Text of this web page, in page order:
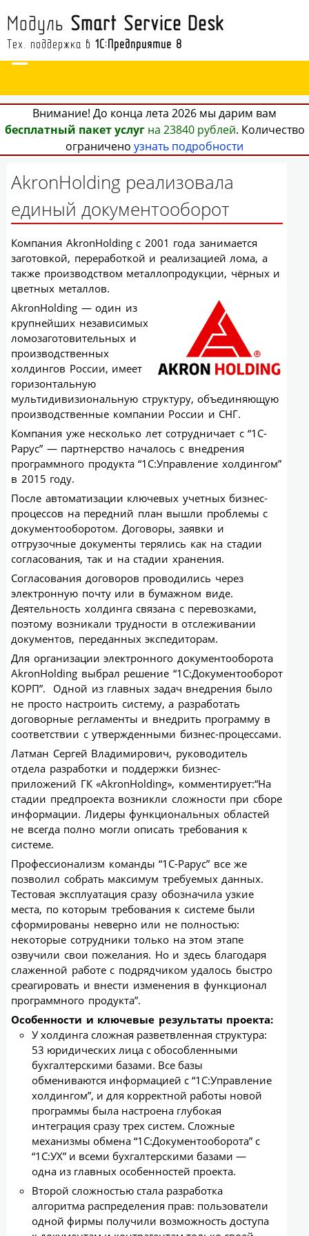
Модуль Smart Service Desk
Тех. поддержка в 1С:Предприятие 8
Внимание! До конца лета 2026 мы дарим вам
бесплатный пакет услугна 23840 рублей. Количество
ограничено узнать подробности
АkronHolding реализовала
единый документооборот
Компания АkronHolding с 2001 года занимается
заготовкой, переработкой и реализацией лома, а
также производством металлопродукции, чёрных и
цветных металлов.
АkronHolding — один из
крупнейших независимых
ломозаготовительных и
производственных
холдингов России, имеет
горизонтальную
мультидивизиональную структуру, объединяющую
производственные компании России и СНГ.
Компания уже несколько лет сотрудничает с “1С-
Рарус” — партнерство началось с внедрения
программного продукта “1С:Управление холдингом”
в 2015 году.
После автоматизации ключевых учетных бизнес-
процессов на передний план вышли проблемы с
документооборотом. Договоры, заявки и
отгрузочные документы терялись как на стадии
согласования, так и на стадии хранения.
Согласования договоров проводились через
электронную почту или в бумажном виде.
Деятельность холдинга связана с перевозками,
поэтому возникали трудности в отслеживании
документов, переданных экспедиторам.
Для организации электронного документооборота
АkronHolding выбрал решение “1С:Документооборот
КОРП”. Одной из главных задач внедрения было
не просто настроить систему, а разработать
договорные регламенты и внедрить программу в
соответствии с утвержденными бизнес-процессами.
Латман Сергей Владимирович, руководитель
отдела разработки и поддержки бизнес-
приложений ГК «AkronHolding», комментирует:“На
стадии предпроекта возникли сложности при сборе
информации. Лидеры функциональных областей
не всегда полно могли описать требования к
системе.
Профессионализм команды “1С-Рарус” все же
позволил собрать максимум требуемых данных.
Тестовая эксплуатация сразу обозначила узкие
места, по которым требования к системе были
сформированы неверно или не полностью:
некоторые сотрудники только на этом этапе
озвучили свои пожелания. Но и здесь благодаря
слаженной работе с подрядчиком удалось быстро
среагировать и внести изменения в функционал
программного продукта”.
Особенности и ключевые результаты проекта:
У холдинга сложная разветвленная структура:
53 юридических лица с обособленными
бухгалтерскими базами. Все базы
обмениваются информацией с “1С:Управление
холдингом”, и для корректной работы новой
программы была настроена глубокая
интеграция сразу трех систем. Сложные
механизмы обмена “1С:Документооборота” с
“1С:УХ” и всеми бухгалтерскими базами —
одна из главных особенностей проекта.
Второй сложностью стала разработка
алгоритма распределения прав: пользователи
одной фирмы получили возможность доступа